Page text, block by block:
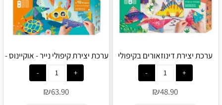
ערכת יצירת דינוזאורים בקיפולי
נייר - Avenir
₪48.90
ערכת יצירת קיפולי נייר - אוקיינוס -
Avenir
₪63.90